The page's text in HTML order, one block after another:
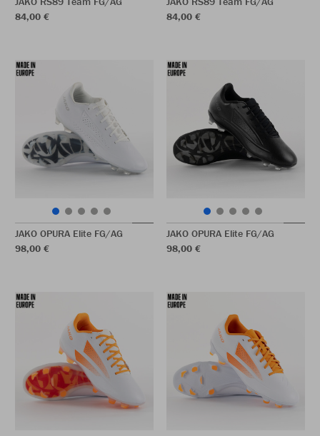
84,00 €
84,00 €
JAKO OPURA Elite FG/AG
98,00 €
JAKO OPURA Elite FG/AG
98,00 €